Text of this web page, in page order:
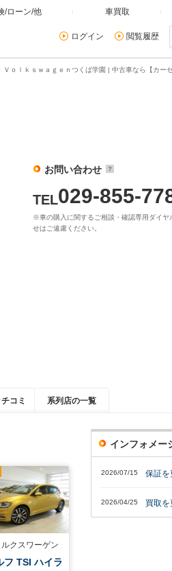
/ローン/他 車買取
ログイン 閲覧履歴
Ｖｏｌｋｓｗａｇｅｎつくば学園 | 中古車なら【カーセ
お問い合わせ
TEL029-855-
※車の購入に関するご相談・確認専用ダイヤ
せはご遠慮ください。
コミ 系列店の一覧
ルクスワーゲン
フ TSI ハイラ
インフォメー
2026/07/15 保証を
2026/04/25 買取を